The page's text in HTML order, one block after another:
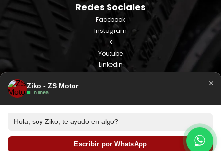
Redes Sociales
Facebook
Instagram
X
Youtube
Linkedin
© ZS Motor 2025 - Todos los derechos reservados
Ziko - ZS Motor
En linea
×
Hola, soy Ziko, te ayudo en algo?
Escribir por WhatsApp